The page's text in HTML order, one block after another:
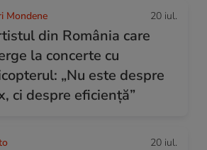
Mondene 20 iul.
din România care
la concerte cu
„Nu este despre
ci despre eficiență”
20 iul.